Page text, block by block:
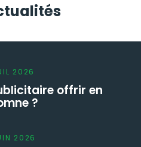
2026
offrir en
?
2026